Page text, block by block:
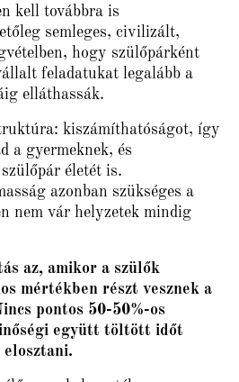
kell továbbra is
semleges, civilizált,
hogy szülőpárként
feladatukat legalább a
elláthassák.
kiszámíthatóságot, így
a gyermeknek, és
életét is.
azonban szükséges a
nem vár helyzetek mindig
az, amikor a szülők
mértékben részt vesznek a
pontos 50-50%-os
együtt töltött időt